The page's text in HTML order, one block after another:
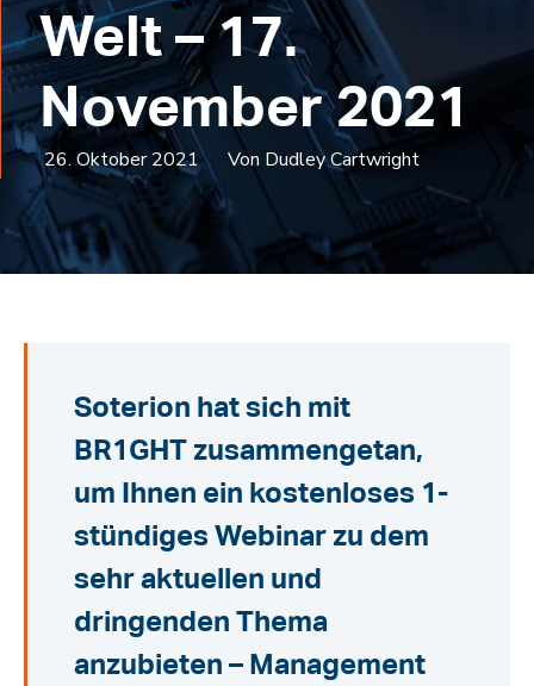
Welt – 17.
November 2021
26. Oktober 2021 Von Dudley Cartwright
Soterion hat sich mit
BR1GHT zusammengetan,
um Ihnen ein kostenloses 1-
stündiges Webinar zu dem
sehr aktuellen und
dringenden Thema
anzubieten – Management